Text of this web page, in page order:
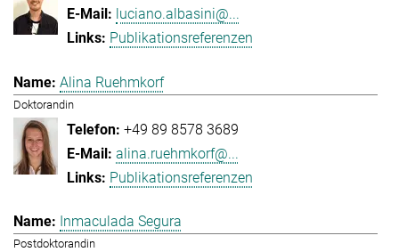
luciano.albasini@...
Publikationsreferenzen
Alina Ruehmkorf
Doktorandin
+49 89 8578 3689
alina.ruehmkorf@...
Publikationsreferenzen
Inmaculada Segura
Postdoktorandin